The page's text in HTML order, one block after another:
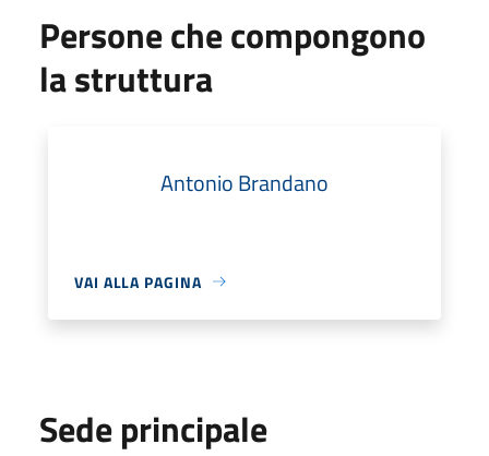
Persone che compongono
la struttura
Antonio Brandano
VAI ALLA PAGINA
Sede principale